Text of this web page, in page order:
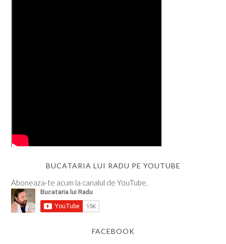
BUCATARIA LUI RADU PE YOUTUBE
Aboneaza-te acum la canalul de YouTube.
FACEBOOK